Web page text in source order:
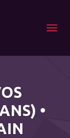
Menu
•